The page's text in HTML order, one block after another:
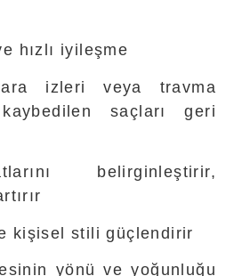
hızlı iyileşme
izleri veya travma
saçları geri
belirginleştirir,
kişisel stili güçlendirir
yönü ve yoğunluğu